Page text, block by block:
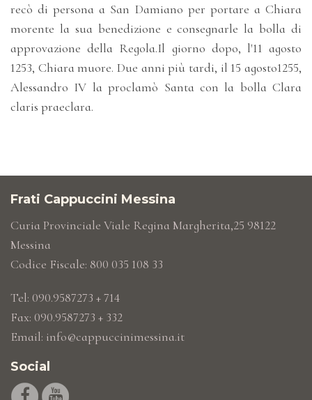
recò di persona a San Damiano per portare a Chiara
morente la sua benedizione e consegnarle la bolla di
approvazione della Regola.Il giorno dopo, l'11 agosto
1253, Chiara muore. Due anni più tardi, il 15 agosto1255,
Alessandro IV la proclamò Santa con la bolla Clara
claris praeclara.
Frati Cappuccini Messina
Curia Provinciale Viale Regina Margherita,25 98122
Messina
Codice Fiscale: 800 035 108 33
Tel: 090.9587273 + 714
Fax: 090.9587273 + 332
Email: info@cappuccinimessina.it
Social